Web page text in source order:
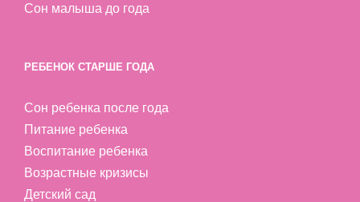
Сон малыша до года
РЕБЕНОК СТАРШЕ ГОДА
Сон ребенка после года
Питание ребенка
Воспитание ребенка
Возрастные кризисы
Детский сад